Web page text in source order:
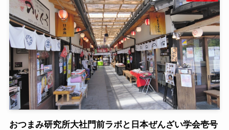
おつまみ研究所大社門前ラボと日本ぜんざい学会壱号